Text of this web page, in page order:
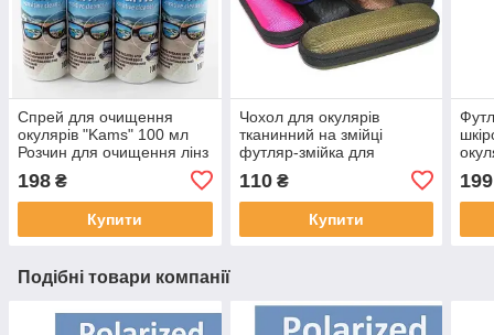
Спрей для очищення
окулярів "Kams" 100 мл
Розчин для очищення лінз
198 ₴
Купити
Чохол для окулярів
тканинний на змійці
футляр-змійка для
окулярів на змійці
110₴
Купити
199
Подібні товари компанії